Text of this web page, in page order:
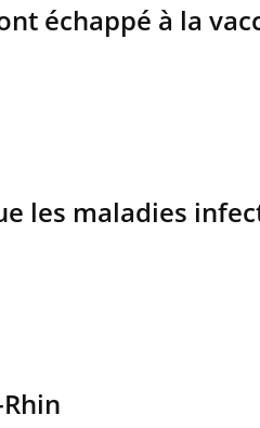
échappé à la
les maladies